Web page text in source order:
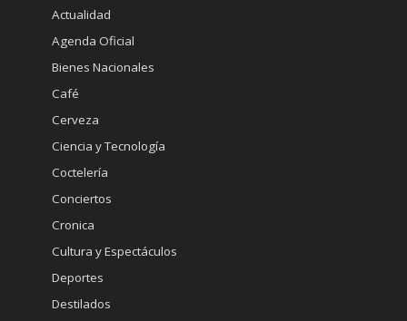
Actualidad
Agenda Oficial
Bienes Nacionales
Café
Cerveza
Ciencia y Tecnología
Coctelería
Conciertos
Cronica
Cultura y Espectáculos
Deportes
Destilados